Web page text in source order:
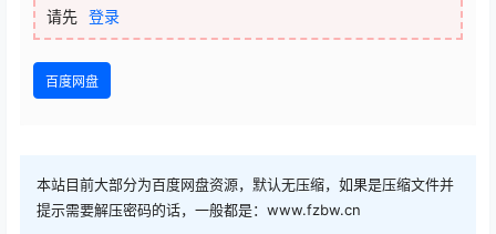
请先 登录
百度网盘
本站目前大部分为百度网盘资源，默认无压缩，如果是压缩文件并
提示需要解压密码的话，一般都是：www.fzbw.cn